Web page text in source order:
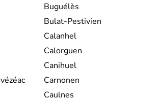
Buguélès
Bulat-Pestivien
Calanhel
Calorguen
Canihuel
Carnonen
Caulnes